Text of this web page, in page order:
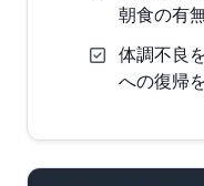
朝食の有
体調不良
への復帰